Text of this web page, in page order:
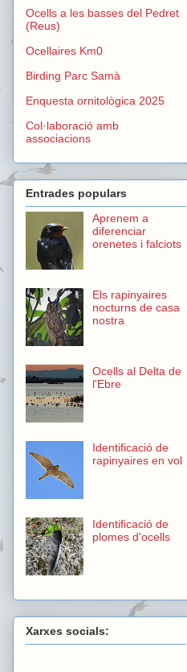
Ocells a les basses del Pedret
(Reus)
Ocellaires Km0
Birding Parc Samà
Enquesta ornitològica 2025
Col·laboració amb
associacions
Entrades populars
Aprenem a
diferenciar
orenetes i falciots
Els rapinyaires
nocturns de casa
nostra
Ocells al Delta de
l'Ebre
Identificació de
rapinyaires en vol
Identificació de
plomes d'ocells
Xarxes socials: